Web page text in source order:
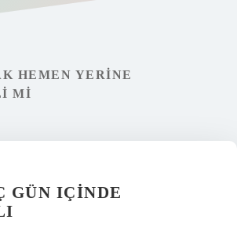
HEMEN YERINE
MI
GÜN IÇINDE